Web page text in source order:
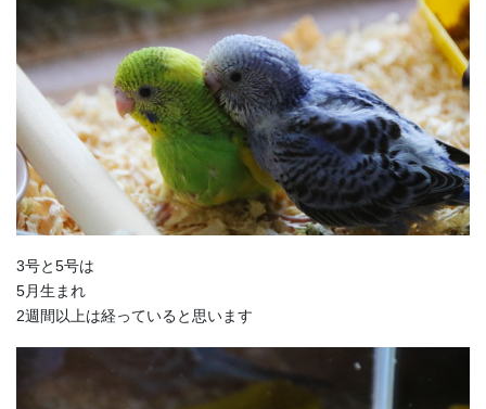
3号と5号は
5月生まれ
2週間以上は経っていると思います